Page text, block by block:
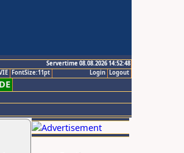
Servertime 08.08.2026 14:52:48
Logout
Login
FontSize:11pt